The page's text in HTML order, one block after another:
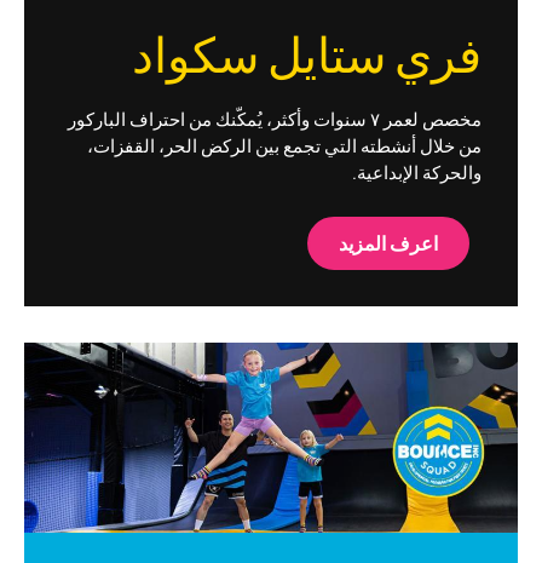
فري ستايل سكواد
مخصص لعمر ٧ سنوات وأكثر، يُمكّنك من احتراف الباركور
من خلال أنشطته التي تجمع بين الركض الحر، القفزات،
والحركة الإبداعية.
اعرف المزيد